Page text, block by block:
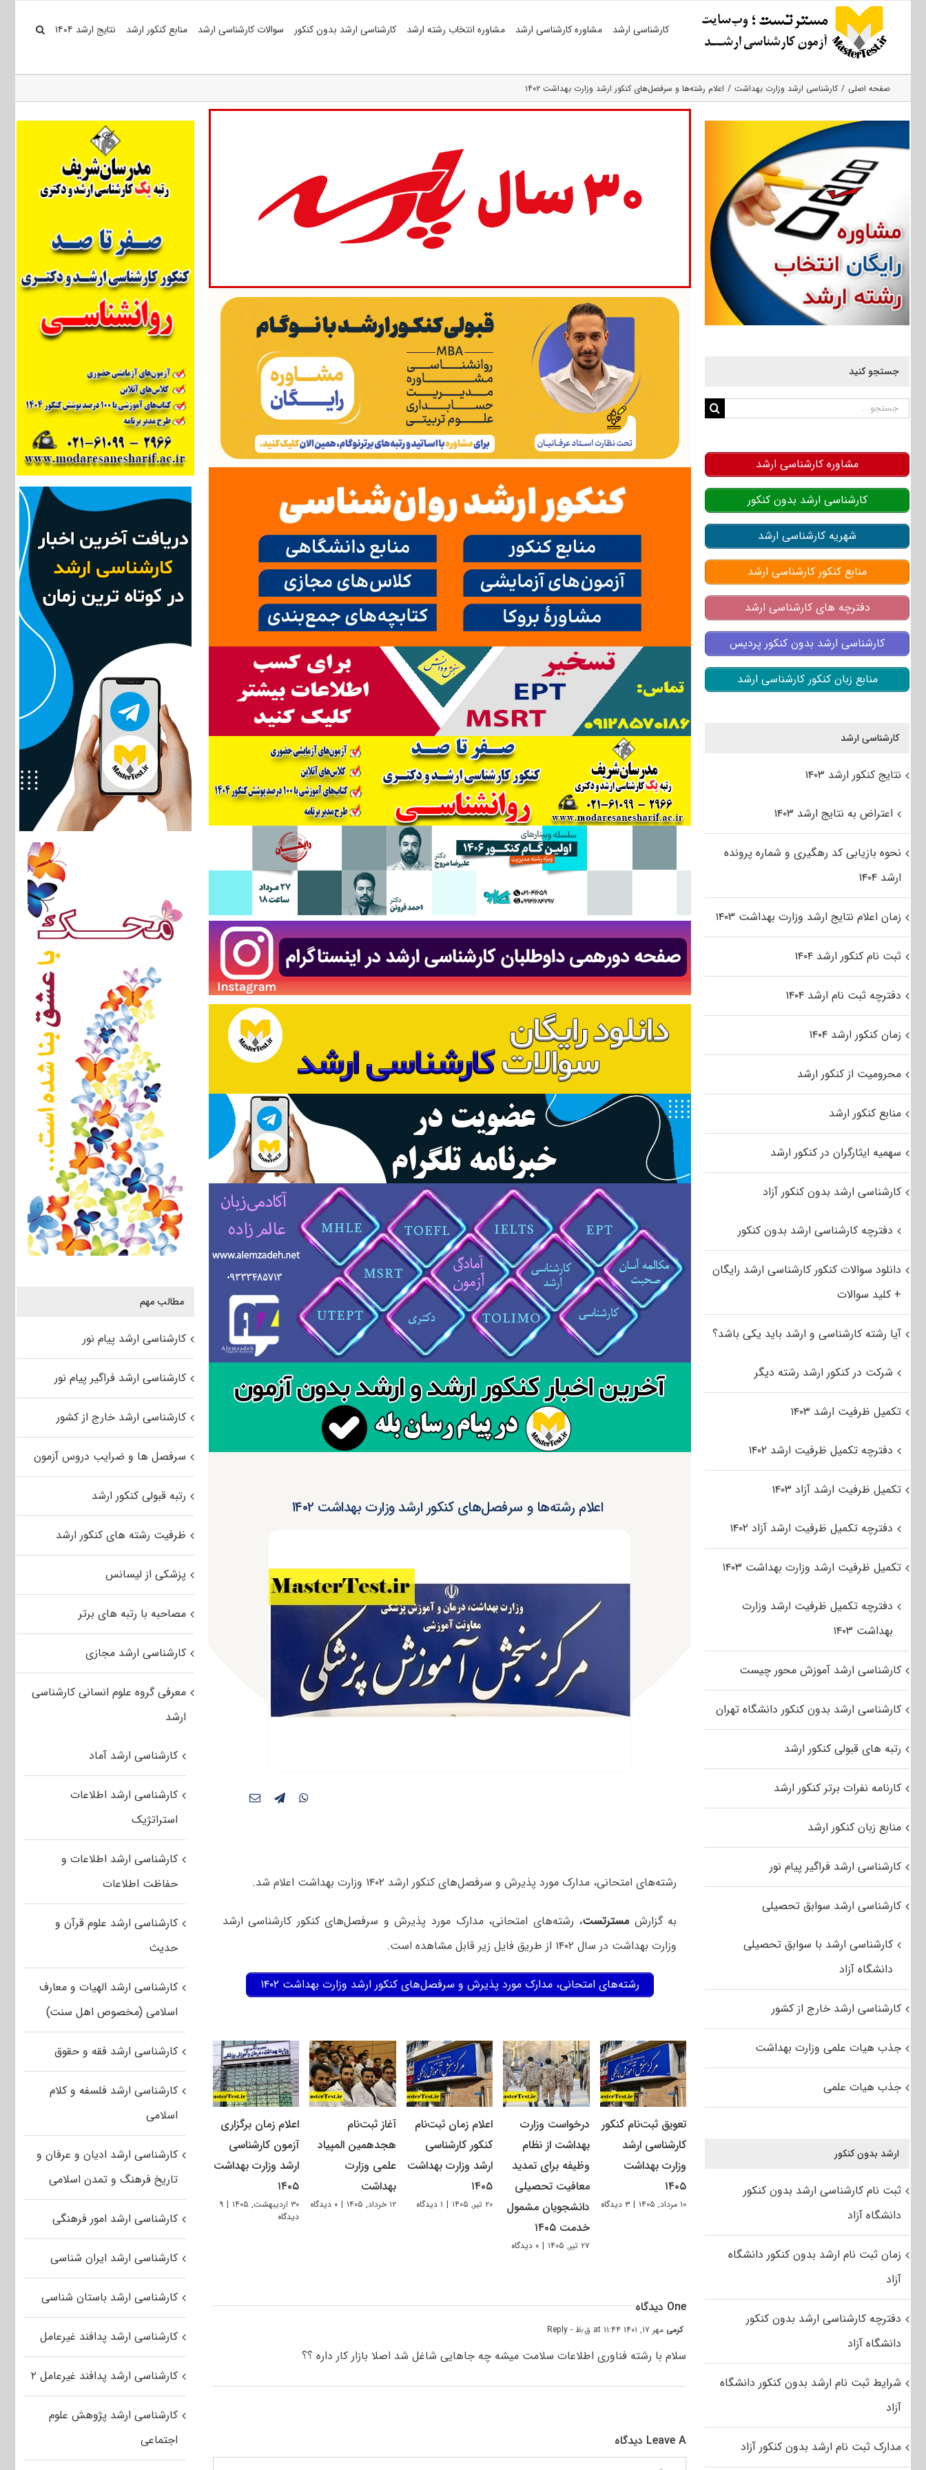
کارشناسی ارشد مشاوره کارشناسی ارشد مشاوره انتخاب رشته ارشد کارشناسی ارشد بدون کنکور سوالات کارشناسی ارشد منابع کنکور ارشد نتایج ارشد ۱۴۰۴
صفحه اصلی کارشناسی ارشد وزارت بهداشت اعلام رشته‌ها و سرفصل‌های کنکور ارشد وزارت بهداشت ۱۴۰۲
اعلام رشته‌ها و سرفصل‌های کنکور ارشد وزارت بهداشت ۱۴۰۲
رشته‌های امتحانی، مدارک مورد پذیرش و سرفصل‌های کنکور ارشد ۱۴۰۲ وزارت بهداشت اعلام شد.
به گزارش مسترتست، رشته‌های امتحانی، مدارک مورد پذیرش و سرفصل‌های کنکور کارشناسی ارشد
وزارت بهداشت در سال ۱۴۰۲ از طریق فایل زیر قابل مشاهده است.
رشته‌های امتحانی، مدارک مورد پذیرش و سرفصل‌های کنکور ارشد وزارت بهداشت ۱۴۰۲
تعویق ثبت‌نام کنکور
کارشناسی ارشد
وزارت بهداشت
۱۴۰۵
۱۰ مرداد, ۱۴۰۵ | ۳ دیدگاه
درخواست وزارت
بهداشت از نظام
وظیفه برای تمدید
معافیت تحصیلی
دانشجویان مشمول
خدمت ۱۴۰۵
۲۷ تیر, ۱۴۰۵ | ۰ دیدگاه
اعلام زمان ثبت‌نام
کنکور کارشناسی
ارشد وزارت بهداشت
۱۴۰۵
۲۰ تیر, ۱۴۰۵ | ۱ دیدگاه
آغاز ثبت‌نام
هجدهمین المپیاد
علمی وزارت
بهداشت
۱۲ خرداد, ۱۴۰۵ | ۰ دیدگاه
اعلام زمان برگزاری
آزمون کارشناسی
ارشد وزارت بهداشت
۱۴۰۵
۳۰ اردیبهشت, ۱۴۰۵ | ۹
دیدگاه
One دیدگاه
کرمی مهر ۱۷, ۱۴۰۱ at ۱۱:۴۴ ق٫ظ - Reply
سلام با رشته فناوری اطلاعات سلامت میشه چه جاهایی شاغل شد اصلا بازار کار داره ؟؟
Leave A دیدگاه
مطالب مهم
کارشناسی ارشد پیام نور
کارشناسی ارشد فراگیر پیام نور
کارشناسی ارشد خارج از کشور
سرفصل ها و ضرایب دروس آزمون
رتبه قبولی کنکور ارشد
ظرفیت رشته های کنکور ارشد
پزشکی از لیسانس
مصاحبه با رتبه های برتر
کارشناسی ارشد مجازی
معرفی گروه علوم انسانی کارشناسی
ارشد
کارشناسی ارشد آماد
کارشناسی ارشد اطلاعات
استراتژیک
کارشناسی ارشد اطلاعات و
حفاظت اطلاعات
کارشناسی ارشد علوم قرآن و
حدیث
کارشناسی ارشد الهیات و معارف
اسلامی (مخصوص اهل سنت)
کارشناسی ارشد فقه و حقوق
کارشناسی ارشد فلسفه و کلام
اسلامی
کارشناسی ارشد ادیان و عرفان و
تاریخ فرهنگ و تمدن اسلامی
کارشناسی ارشد امور فرهنگی
کارشناسی ارشد ایران شناسی
کارشناسی ارشد باستان شناسی
کارشناسی ارشد پدافند غیرعامل
کارشناسی ارشد پدافند غیرعامل ۲
کارشناسی ارشد پژوهش علوم
اجتماعی
جستجو کنید
جستجو
مشاوره کارشناسی ارشد
کارشناسی ارشد بدون کنکور
شهریه کارشناسی ارشد
منابع کنکور کارشناسی ارشد
دفترچه های کارشناسی ارشد
کارشناسی ارشد بدون کنکور پردیس
منابع زبان کنکور کارشناسی ارشد
کارشناسی ارشد
نتایج کنکور ارشد ۱۴۰۳
اعتراض به نتایج ارشد ۱۴۰۳
نحوه بازیابی کد رهگیری و شماره پرونده
ارشد ۱۴۰۴
زمان اعلام نتایج ارشد وزارت بهداشت ۱۴۰۳
ثبت نام کنکور ارشد ۱۴۰۴
دفترچه ثبت نام ارشد ۱۴۰۴
زمان کنکور ارشد ۱۴۰۴
محرومیت از کنکور ارشد
منابع کنکور ارشد
سهمیه ایثارگران در کنکور ارشد
کارشناسی ارشد بدون کنکور آزاد
دفترچه کارشناسی ارشد بدون کنکور
دانلود سوالات کنکور کارشناسی ارشد رایگان
+ کلید سوالات
آیا رشته کارشناسی و ارشد باید یکی باشد؟
شرکت در کنکور ارشد رشته دیگر
تکمیل ظرفیت ارشد ۱۴۰۳
دفترچه تکمیل ظرفیت ارشد ۱۴۰۲
تکمیل ظرفیت ارشد آزاد ۱۴۰۳
دفترچه تکمیل ظرفیت ارشد آزاد ۱۴۰۲
تکمیل ظرفیت ارشد وزارت بهداشت ۱۴۰۳
دفترچه تکمیل ظرفیت ارشد وزارت
بهداشت ۱۴۰۳
کارشناسی ارشد آموزش محور چیست
کارشناسی ارشد بدون کنکور دانشگاه تهران
رتبه های قبولی کنکور ارشد
کارنامه نفرات برتر کنکور ارشد
منابع زبان کنکور ارشد
کارشناسی ارشد فراگیر پیام نور
کارشناسی ارشد سوابق تحصیلی
کارشناسی ارشد با سوابق تحصیلی
دانشگاه آزاد
کارشناسی ارشد خارج از کشور
جذب هیات علمی وزارت بهداشت
جذب هیات علمی
ارشد بدون کنکور
ثبت نام کارشناسی ارشد بدون کنکور
دانشگاه آزاد
زمان ثبت نام ارشد بدون کنکور دانشگاه
آزاد
دفترچه کارشناسی ارشد بدون کنکور
دانشگاه آزاد
شرایط ثبت نام ارشد بدون کنکور دانشگاه
آزاد
مدارک ثبت نام ارشد بدون کنکور آزاد